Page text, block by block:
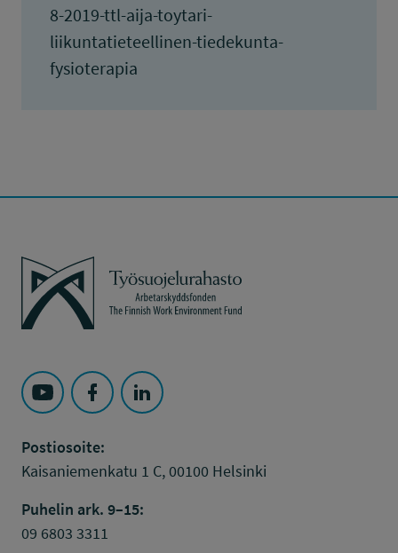
8-2019-ttl-aija-toytari-
liikuntatieteellinen-tiedekunta-
fysioterapia
Työsuojelurahasto
Seuraa Työsuojelurahasto kohteessa: YouTube
Seuraa Työsuojelurahasto kohteessa:
Seuraa Työsuojelurahasto kohteessa:
Postiosoite:
Kaisaniemenkatu 1 C, 00100 Helsinki
Puhelin ark. 9–15:
09 6803 3311